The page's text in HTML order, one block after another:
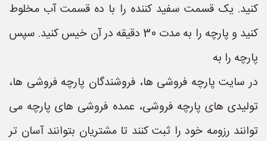
کنید. یک قسمت سفید کننده را با ده قسمت آب مخلوط
کنید و پارچه را به مدت 30 دقیقه در آن خیس کنید. سپس
پارچه را به
در سایت پارچه فروشی ها، فروشندگان پارچه فروشی ها،
تولیدی های پارچه فروشی، عمده فروشی های پارچه می
توانند رزومه خود را ثبت کنند تا مشتریان بتوانند آسان تر